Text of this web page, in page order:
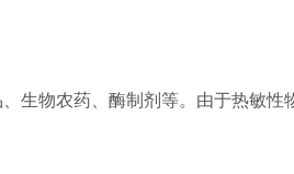
生物农药、酶制剂等。由于热敏性